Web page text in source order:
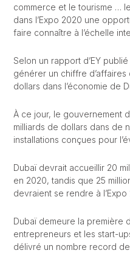
commerce et le tourisme …
dans l’Expo 2020 une
faire connaître à l’échelle
Selon un rapport d’EY
générer un chiffre
dollars dans l’économie de
À ce jour, le gouvernement
milliards de dollars dans de
installations conçues pour
Dubaï devrait accueillir 20
en 2020, tandis que 25
devraient se rendre à l’Expo
Dubaï demeure la première
entrepreneurs et les start-
délivré un nombre record